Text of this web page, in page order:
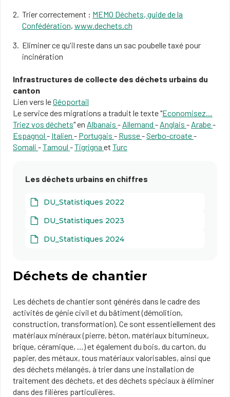
Trier correctement : MEMO Déchets,guide de la
Confédération, www.dechets.ch
Eliminer ce qu'il reste dans un sac poubelle taxé pour
incinération
Infrastructures de collecte des déchets urbains du
canton
Lien vers leGéoportail
Le service des migrations a traduit le texte "Economisez…
Triez vos déchets" en Albanais - Allemand - Anglais - Arabe-
Espagnol - Italien - Portugais - Russe-Serbo-croate-
Somali -Tamoul -Tigrigna et Turc
Les déchets urbains en chiffres
DU_Statistiques 2022
DU_Statistiques 2023
DU_Statistiques 2024
Déchets de chantier
Les déchets de chantier sont générés dans le cadre des
activités de génie civil et du bâtiment (démolition,
construction, transformation). Ce sont essentiellement des
matériaux minéraux (pierre, béton, matériaux bitumineux,
brique, céramique, …) et également du bois, du carton, du
papier, des métaux, tous matériaux valorisables, ainsi que
des déchets mélangés, à trier dans une installation de
traitement des déchets, et des déchets spéciaux à éliminer
dans des filières particulières.